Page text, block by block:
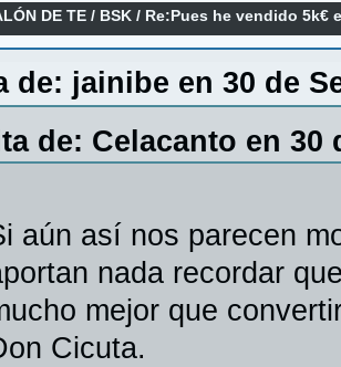
DE TE / BSK / Re:Pues he vendido 5k€
de: jainibe en 30 de
de: Celacanto en 30
aún así nos parecen
nada recordar
mejor que
Cicuta.